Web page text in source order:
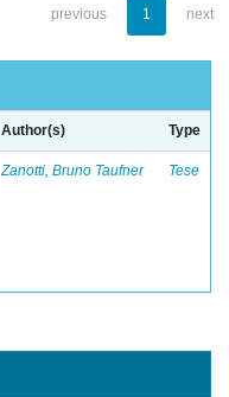
previous 1 next
Author(s) Type
Zanotti, Bruno Taufner Tese